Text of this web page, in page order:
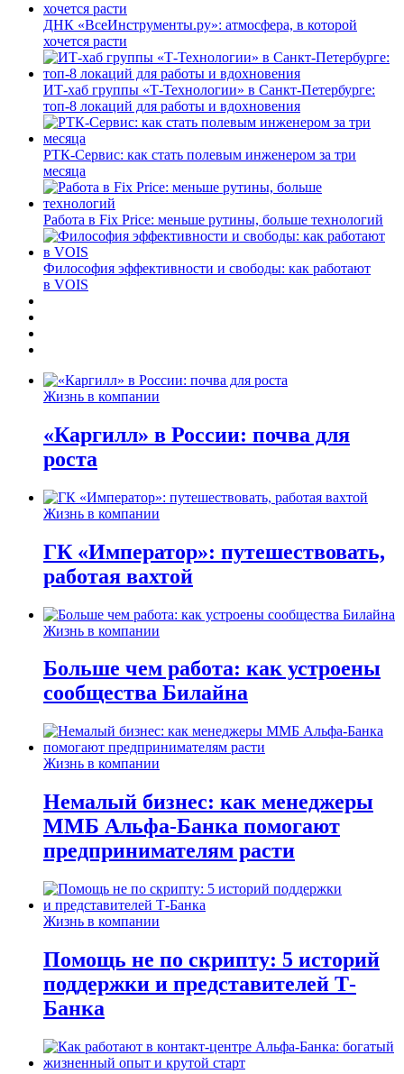
ДНК «ВсеИнструменты.ру»: атмосфера, в которой
хочется расти
ИТ-хаб группы «Т-Технологии» в Санкт-Петербурге:
топ-8 локаций для работы и вдохновения
РТК-Сервис: как стать полевым инженером за три
месяца
Работа в Fix Price: меньше рутины, больше технологий
Философия эффективности и свободы: как работают
в VOIS
Жизнь в компании
«Каргилл» в России: почва для
роста
Жизнь в компании
ГК «Император»: путешествовать,
работая вахтой
Жизнь в компании
Больше чем работа: как устроены
сообщества Билайна
Жизнь в компании
Немалый бизнес: как менеджеры
ММБ Альфа-Банка помогают
предпринимателям расти
Жизнь в компании
Помощь не по скрипту: 5 историй
поддержки и представителей Т-
Банка